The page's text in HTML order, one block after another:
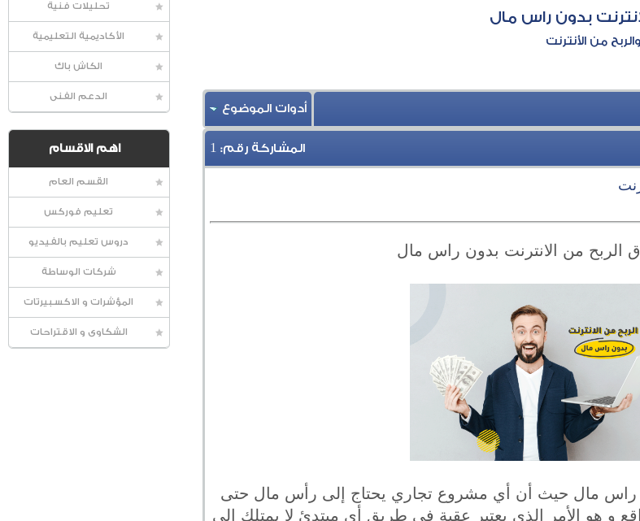
تحليلات فنية
الأكاديمية التعليمية
الكاش باك
الدعم الفنى
اهم الاقسام
القسم العام
تعليم فوركس
دروس تعليم بالفيديو
شركات الوساطة
المؤشرات و الاكسبيرتات
الشكاوى و الاقتراحات
بدون راس مال
من الأنترنت
أدوات الموضوع
المشاركة رقم: 1
الربح من الانترنت بدون راس مال
راس مال حيث أن أي مشروع تجاري يحتاج إلى رأس مال حتى
و هو الأمر الذي يعتبر عقبة في طريق أي مبتدئ لا يمتلك إلى